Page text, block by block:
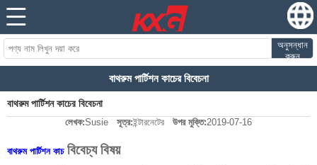
অনুসন্ধান
করুন
বাথরুম পার্টিশন কাচের বিবেচনা
বাথরুম পার্টিশন কাচের বিবেচনা
লেখক:Susie সূত্র:ইন্টারনেটের উপর মুক্তি:2019-07-16
বাথরুম পার্টিশন কাচবিবেচ্য বিষয়